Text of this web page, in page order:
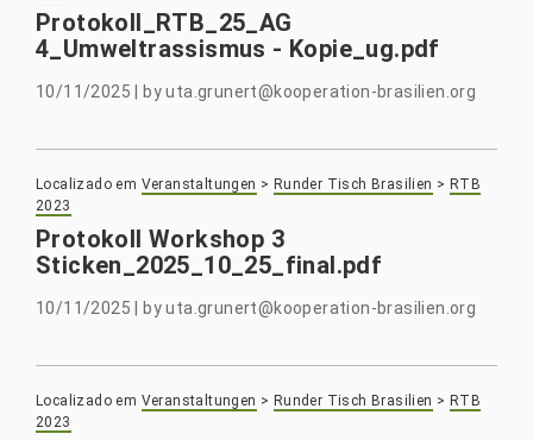
Protokoll_RTB_25_AG
4_Umweltrassismus - Kopie_ug.pdf
10/11/2025 byuta.grunert@kooperation-brasilien.org
Localizado em Veranstaltungen > Runder Tisch Brasilien > RTB
2023
Protokoll Workshop 3
Sticken_2025_10_25_final.pdf
10/11/2025 byuta.grunert@kooperation-brasilien.org
Localizado em Veranstaltungen > Runder Tisch Brasilien > RTB
2023